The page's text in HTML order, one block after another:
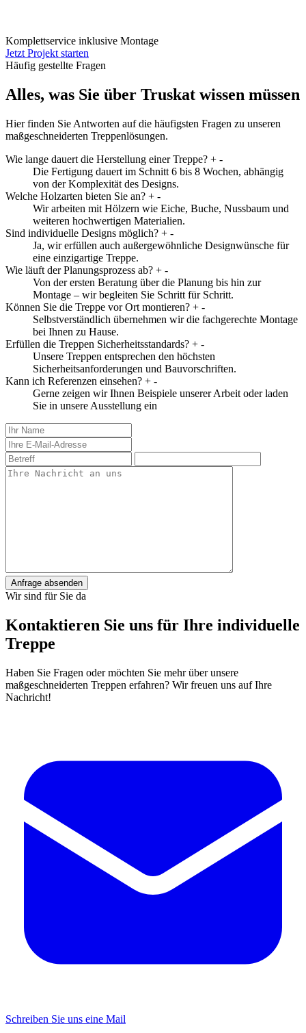
Komplettservice inklusive Montage
Jetzt Projekt starten
Häufig gestellte Fragen
Alles, was Sie über Truskat wissen müssen
Hier finden Sie Antworten auf die häufigsten Fragen zu unseren
maßgeschneiderten Treppenlösungen.
Wie lange dauert die Herstellung einer Treppe? + -
Die Fertigung dauert im Schnitt 6 bis 8 Wochen, abhängig
von der Komplexität des Designs.
Welche Holzarten bieten Sie an? + -
Wir arbeiten mit Hölzern wie Eiche, Buche, Nussbaum und
weiteren hochwertigen Materialien.
Sind individuelle Designs möglich? + -
Ja, wir erfüllen auch außergewöhnliche Designwünsche für
eine einzigartige Treppe.
Wie läuft der Planungsprozess ab? + -
Von der ersten Beratung über die Planung bis hin zur
Montage – wir begleiten Sie Schritt für Schritt.
Können Sie die Treppe vor Ort montieren? + -
Selbstverständlich übernehmen wir die fachgerechte Montage
bei Ihnen zu Hause.
Erfüllen die Treppen Sicherheitsstandards? + -
Unsere Treppen entsprechen den höchsten
Sicherheitsanforderungen und Bauvorschriften.
Kann ich Referenzen einsehen? + -
Gerne zeigen wir Ihnen Beispiele unserer Arbeit oder laden
Sie in unsere Ausstellung ein
Anfrage absenden
Wir sind für Sie da
Kontaktieren Sie uns für Ihre individuelle
Treppe
Haben Sie Fragen oder möchten Sie mehr über unsere
maßgeschneiderten Treppen erfahren? Wir freuen uns auf Ihre
Nachricht!
Schreiben Sie uns eine Mail